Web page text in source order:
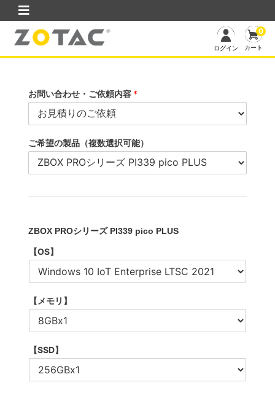
ログイン
0
カート
お問い合わせ・ご依頼内容 *
ご希望の製品（複数選択可能）
ZBOX PROシリーズ PI339 pico PLUS
【OS】
【メモリ】
【SSD】